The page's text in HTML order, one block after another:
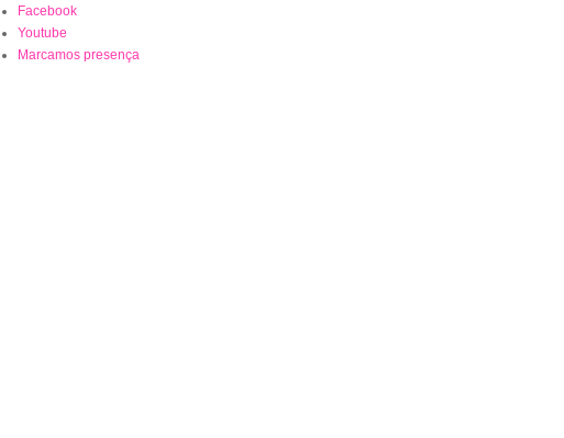
Facebook
Youtube
Marcamos presença